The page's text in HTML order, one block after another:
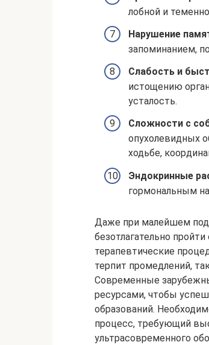
лобной и
Нарушение
запоминанием,
Слабость и
истощению
усталость.
Сложности с
опухолевидных
ходьбе,
Эндокринные
гормональным
Даже при малейшем
безотлагательно
терапевтические
терпит промедлений,
Современные
ресурсами, чтобы
образований.
процесс, требующий
ультрасовременного